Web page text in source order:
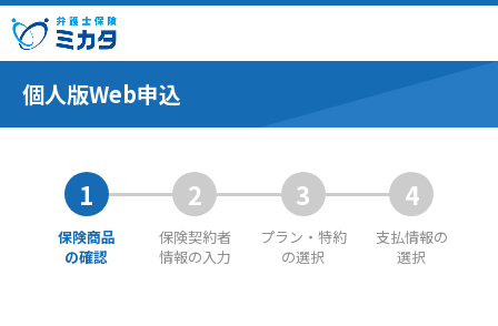
個人版Web申込
1
保険商品
の確認
2
保険契約者
情報の入力
3
プラン・特約
の選択
4
支払情報の
選択